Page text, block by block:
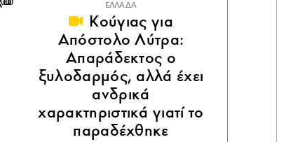
ΕΛΛΑΔΑ
Κούγιας για
Απόστολο Λύτρα:
Απαράδεκτος ο
ξυλοδαρμός, αλλά έχει
ανδρικά
χαρακτηριστικά γιατί το
παραδέχθηκε